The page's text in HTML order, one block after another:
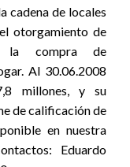
cadena de locales
otorgamiento de
la compra de
Al 30.06.2008
millones, y su
de calificación de
en nuestra
Eduardo